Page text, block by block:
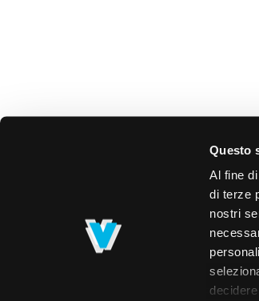
Questo
Al fine
di terze
nostri